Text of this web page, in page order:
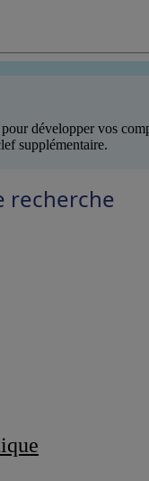
développer vos
supplémentaire.
recherche